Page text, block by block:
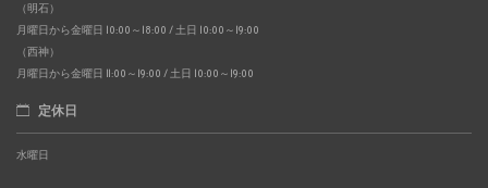
（明石）
月曜日から金曜日 10:00～18:00 / 土日 10:00～19:00
（西神）
月曜日から金曜日 11:00～19:00 / 土日 10:00～19:00
定休日
水曜日